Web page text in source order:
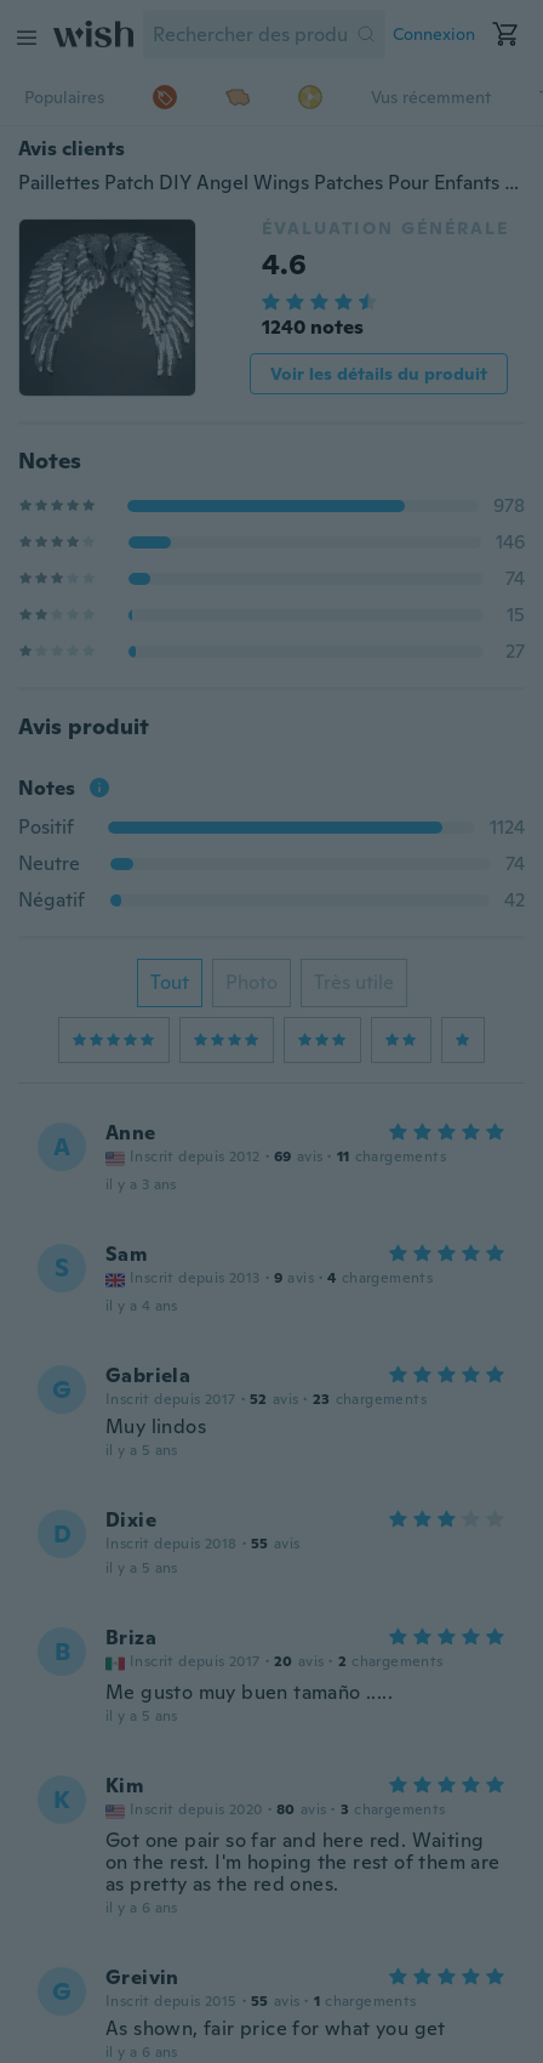
Connexion
Populaires Vus récemment
Avis clients
Paillettes Patch DIY Angel Wings Patches Pour Enfants Vêtements À Coudre Brodé Patch Motif Applique 1 Paire
ÉVALUATION GÉNÉRALE
4.6
1240 notes
Voir les détails du produit
Notes
978
146
74
15
27
Avis produit
Notes
Positif
1124
Neutre
74
Négatif
42
Tout Photo Très utile
A Anne
Inscrit depuis 2012 · 69 avis · 11 chargements
il y a 3 ans
S Sam
Inscrit depuis 2013 · 9 avis · 4 chargements
il y a 4 ans
G Gabriela
Inscrit depuis 2017 · 52 avis · 23 chargements
Muy lindos
il y a 5 ans
D Dixie
Inscrit depuis 2018 · 55 avis
il y a 5 ans
B Briza
Inscrit depuis 2017 · 20 avis · 2 chargements
Me gusto muy buen tamaño .....
il y a 5 ans
K Kim
Inscrit depuis 2020 · 80 avis · 3 chargements
Got one pair so far and here red. Waiting
on the rest. I'm hoping the rest of them are
as pretty as the red ones.
il y a 6 ans
G Greivin
Inscrit depuis 2015 · 55 avis · 1 chargements
As shown, fair price for what you get
il y a 6 ans